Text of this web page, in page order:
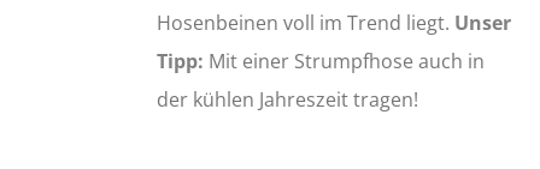
Hosenbeinen voll im Trend liegt. Unser
Tipp: Mit einer Strumpfhose auch in
der kühlen Jahreszeit tragen!